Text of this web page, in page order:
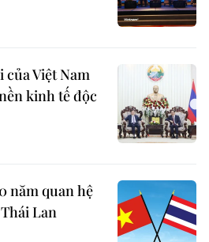
Việt Nam
kinh tế độc
năm quan hệ
Lan